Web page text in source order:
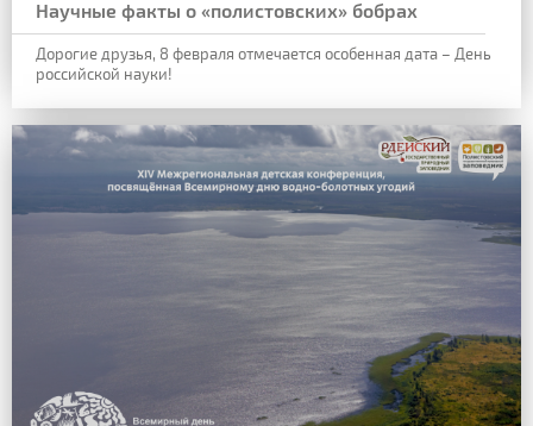
Научные факты о «полистовских» бобрах
Дорогие друзья, 8 февраля отмечается особенная дата – День
российской науки!